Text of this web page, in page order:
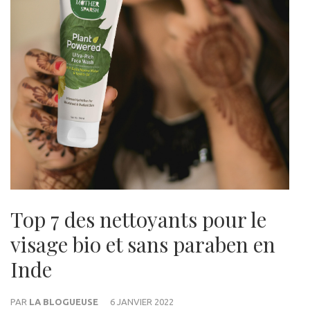
Top 7 des nettoyants pour le
visage bio et sans paraben en
Inde
PAR LA BLOGUEUSE
6 JANVIER 2022